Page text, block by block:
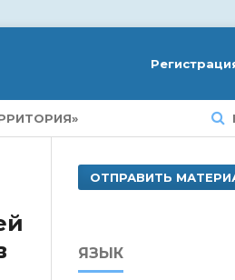
ОТПРАВИТЬ
ЯЗЫК